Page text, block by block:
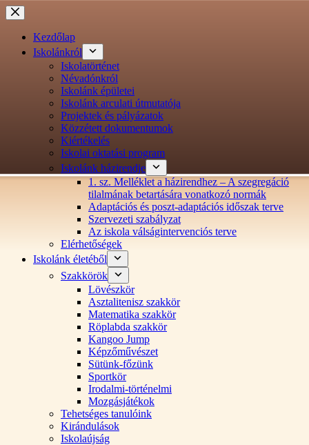
Ugrás
a
tartalomraKezdőlap
Iskolánkról
Iskolatörténet
Névadónkról
Iskolánk épületei
Iskolánk arculati útmutatója
Projektek és pályázatok
Közzétett dokumentumok
Kiértékelés
Iskolai oktatási program
Iskolánk házirendje
1. sz. Melléklet a házirendhez – A szegregáció
tilalmának betartására vonatkozó normák
Adaptációs és poszt-adaptációs időszak terve
Szervezeti szabályzat
Az iskola válságintervenciós terve
Elérhetőségek
Iskolánk életéből
Szakkörök
Lövészkör
Asztalitenisz szakkör
Matematika szakkör
Röplabda szakkör
Kangoo Jump
Képzőművészet
Sütünk-főzünk
Sportkör
Irodalmi-történelmi
Mozgásjátékok
Tehetséges tanulóink
Kirándulások
Iskolaújság